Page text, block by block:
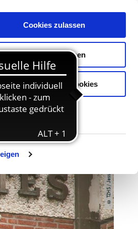
Cookies zulassen
Auswahl erlauben
Nur notwendige Cookies
Buchen
© TZHS / Jessen Fotografie